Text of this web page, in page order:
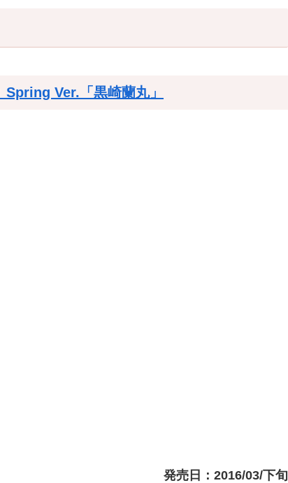
Ver.「黒崎蘭丸」
発売日：2016/03/下旬